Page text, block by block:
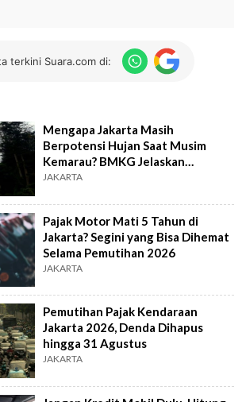
terkini Suara.com di:
Mengapa Jakarta Masih
Berpotensi Hujan Saat Musim
Kemarau? BMKG Jelaskan
Penyebabnya
JAKARTA
Pajak Motor Mati 5 Tahun di
Jakarta? Segini yang Bisa Dihemat
Selama Pemutihan 2026
JAKARTA
Pemutihan Pajak Kendaraan
Jakarta 2026, Denda Dihapus
hingga 31 Agustus
JAKARTA